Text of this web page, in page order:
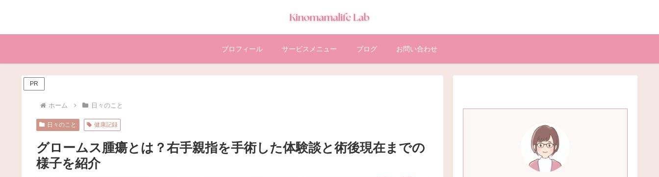
プロフィール サービスメニュー ブログ お問い合わせ
PR
ホーム 日々のこと
日々のこと 健康記録
グロームス腫瘍とは？右手親指を手術した体験談と術後現在までの
様子を紹介